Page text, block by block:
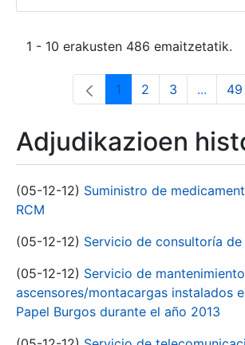
1 - 10 erakusten 486 emaitzetatik.
Orrialdea
1 Orrialdea
2 Orrialdea
3 ... 49
Adjudikazioen
(05-12-12) Suministro de
RCM
(05-12-12) Servicio de consultoría de
(05-12-12) Servicio de
ascensores/montacargas instalados
Papel Burgos durante el año 2013